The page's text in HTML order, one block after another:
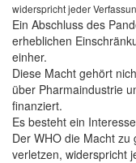
widerspricht jeder
Ein Abschluss des
erheblichen
einher.
Diese Macht gehört
über Pharmaindustrie
finanziert.
Es besteht ein
Der WHO die Macht
verletzen, widerspricht